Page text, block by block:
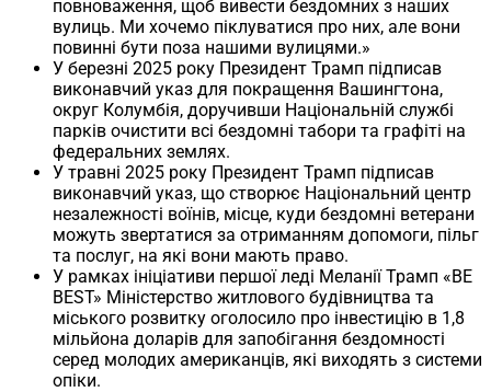
повноваження, щоб вивести бездомних з наших
вулиць. Ми хочемо піклуватися про них, але вони
повинні бути поза нашими вулицями.»
У березні 2025 року Президент Трамп підписав
виконавчий указ для покращення Вашингтона,
округ Колумбія, доручивши Національній службі
парків очистити всі бездомні табори та графіті на
федеральних землях.
У травні 2025 року Президент Трамп підписав
виконавчий указ, що створює Національний центр
незалежності воїнів, місце, куди бездомні ветерани
можуть звертатися за отриманням допомоги, пільг
та послуг, на які вони мають право.
У рамках ініціативи першої леді Меланії Трамп «BE
BEST» Міністерство житлового будівництва та
міського розвитку оголосило про інвестицію в 1,8
мільйона доларів для запобігання бездомності
серед молодих американців, які виходять з системи
опіки.